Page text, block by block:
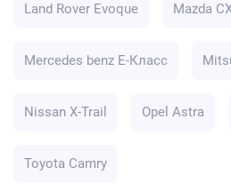
Land Rover Evoque Mazda
Mercedes benz E-Класс
Nissan X-Trail Opel Astra
Toyota Camry